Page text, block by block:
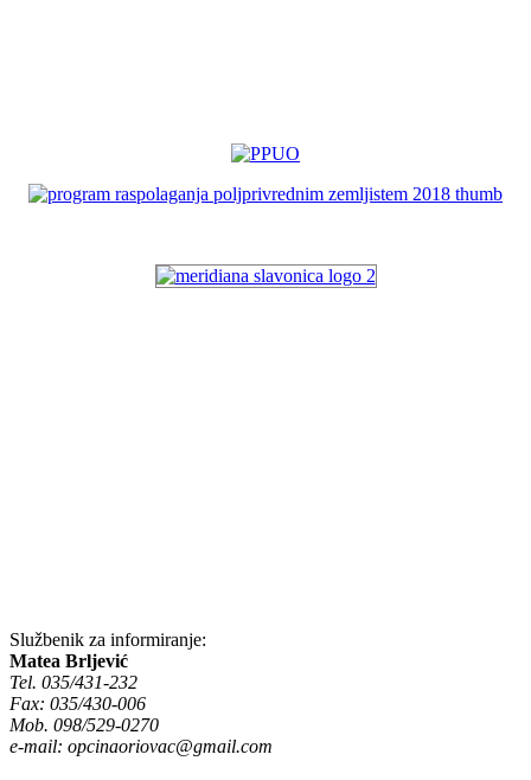
Službenik za informiranje:
Matea Brljević
Tel. 035/431-232
Fax: 035/430-006
Mob. 098/529-0270
e-mail: opcinaoriovac@gmail.com